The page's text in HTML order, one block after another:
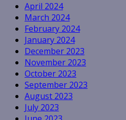
April 2024
March 2024
February 2024
January 2024
December 2023
November 2023
October 2023
September 2023
August 2023
July 2023